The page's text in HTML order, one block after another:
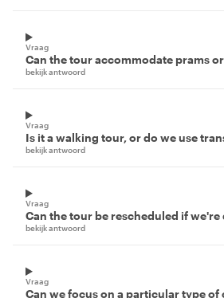
Vraag
Can the tour accommodate prams
bekijk antwoord
Vraag
Is it a walking tour, or do we use
bekijk antwoord
Vraag
Can the tour be rescheduled if we're
bekijk antwoord
Vraag
Can we focus on a particular type of